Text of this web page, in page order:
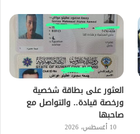
العثور على بطاقة شخصية
ورخصة قيادة.. والتواصل مع
صاحبها
10 أغسطس، 2026